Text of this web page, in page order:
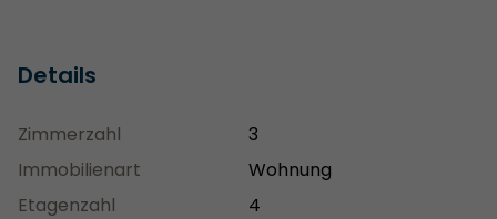
Details
Zimmerzahl
3
Immobilienart
Wohnung
Etagenzahl
4